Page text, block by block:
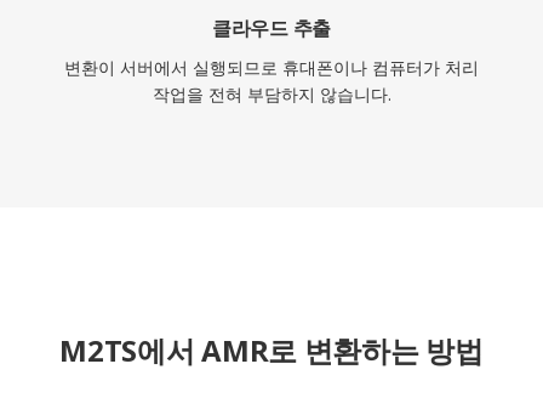
클라우드 추출
변환이 서버에서 실행되므로 휴대폰이나 컴퓨터가 처리
작업을 전혀 부담하지 않습니다.
M2TS에서 AMR로 변환하는 방법